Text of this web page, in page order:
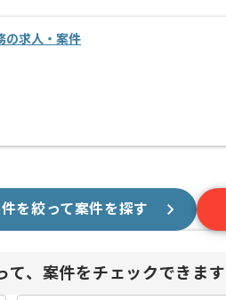
の求人・案件
を絞って案件を探す
て、案件をチェックできます